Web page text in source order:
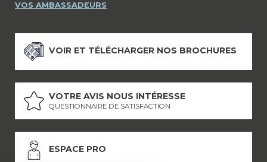
VOS AMBASSADEURS
VOIR ET TÉLÉCHARGER NOS BROCHURES
VOTRE AVIS NOUS INTÉRESSE
QUESTIONNAIRE DE SATISFACTION
ESPACE PRO